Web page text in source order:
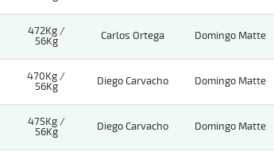
472Kg /
56Kg
Carlos Ortega Domingo Matte
470Kg /
56Kg
Diego Carvacho Domingo Matte
475Kg /
56Kg
Diego Carvacho Domingo Matte